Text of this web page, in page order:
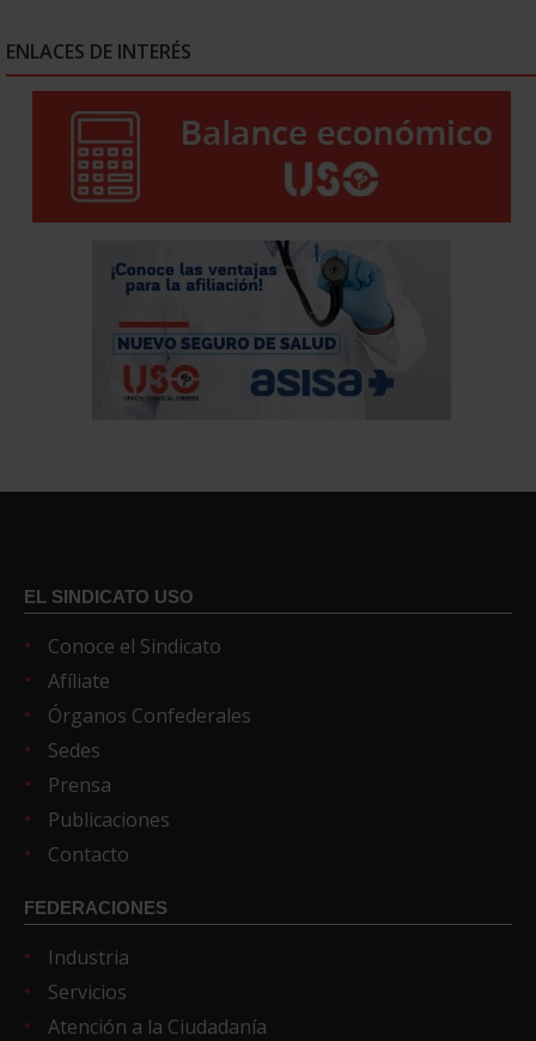
ENLACES DE INTERÉS
EL SINDICATO USO
Conoce el Sindicato
Afíliate
Órganos Confederales
Sedes
Prensa
Publicaciones
Contacto
FEDERACIONES
Industria
Servicios
Atención a la Ciudadanía